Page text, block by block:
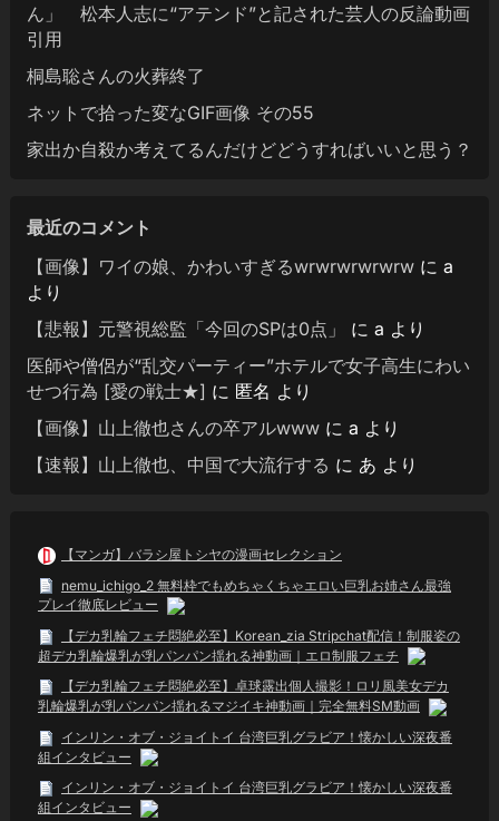
ん」 松本人志に“アテンド”と記された芸人の反論動画
引用
桐島聡さんの火葬終了
ネットで拾った変なGIF画像 その55
家出か自殺か考えてるんだけどどうすればいいと思う？
最近のコメント
【画像】ワイの娘、かわいすぎるwrwrwrwrwrwに a
より
【悲報】元警視総監「今回のSPは0点」
に a より
医師や僧侶が“乱交パーティー”ホテルで女子高生にわい
せつ行為 [愛の戦士★] に 匿名 より
【画像】山上徹也さんの卒アルwwwに a より
【速報】山上徹也、中国で大流行する に あ より
【マンガ】バラシ屋トシヤの漫画セレクション
nemu_ichigo_2 無料枠でもめちゃくちゃエロい巨乳お姉さん最強
プレイ徹底レビュー
【デカ乳輪フェチ悶絶必至】Korean_zia Stripchat配信！制服姿の
超デカ乳輪爆乳が乳パンパン揺れる神動画｜エロ制服フェチ
【デカ乳輪フェチ悶絶必至】卓球露出個人撮影！ロリ風美女デカ
乳輪爆乳が乳パンパン揺れるマジイキ神動画｜完全無料SM動画
インリン・オブ・ジョイトイ 台湾巨乳グラビア！懐かしい深夜番
組インタビュー
インリン・オブ・ジョイトイ 台湾巨乳グラビア！懐かしい深夜番
組インタビュー